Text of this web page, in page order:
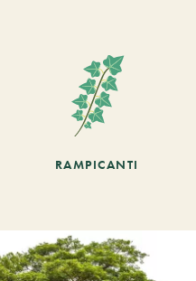
RAMPICANTI